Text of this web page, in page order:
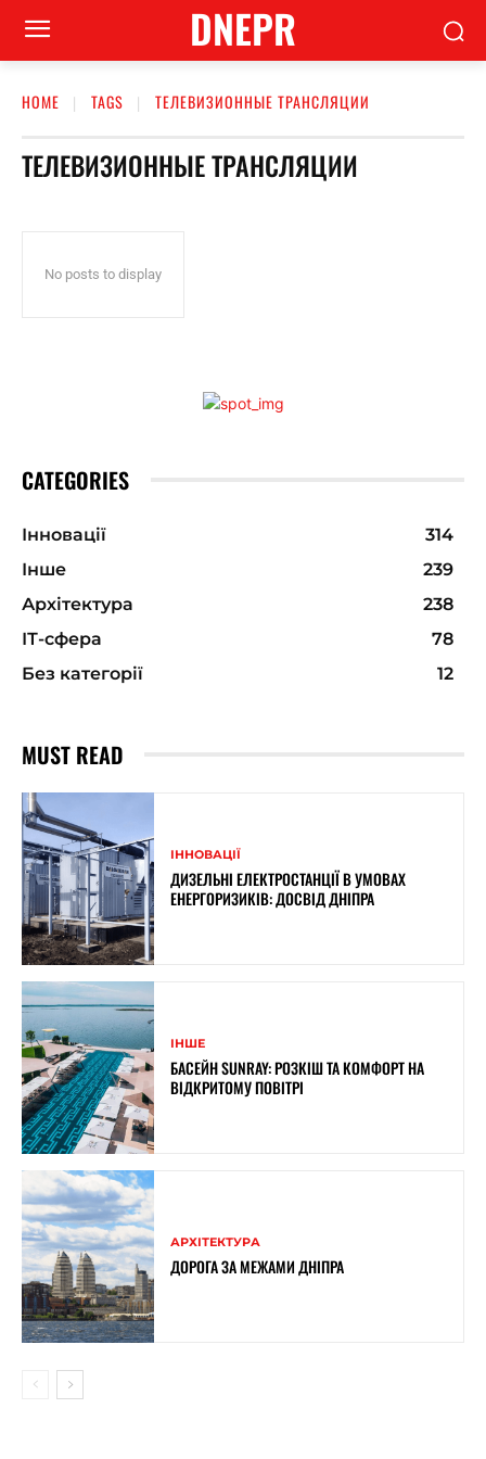
DNEPR
HOME TAGS ТЕЛЕВИЗИОННЫЕ ТРАНСЛЯЦИИ
ТЕЛЕВИЗИОННЫЕ ТРАНСЛЯЦИИ
No posts to display
CATEGORIES
Інновації
314
Інше
239
Архітектура
238
ІТ-сфера
78
Без категорії
12
MUST READ
ІННОВАЦІЇ
ДИЗЕЛЬНІ ЕЛЕКТРОСТАНЦІЇ В УМОВАХ
ЕНЕРГОРИЗИКІВ: ДОСВІД ДНІПРА
ІНШЕ
БАСЕЙН SUNRAY: РОЗКІШ ТА КОМФОРТ НА
ВІДКРИТОМУ ПОВІТРІ
АРХІТЕКТУРА
ДОРОГА ЗА МЕЖАМИ ДНІПРА